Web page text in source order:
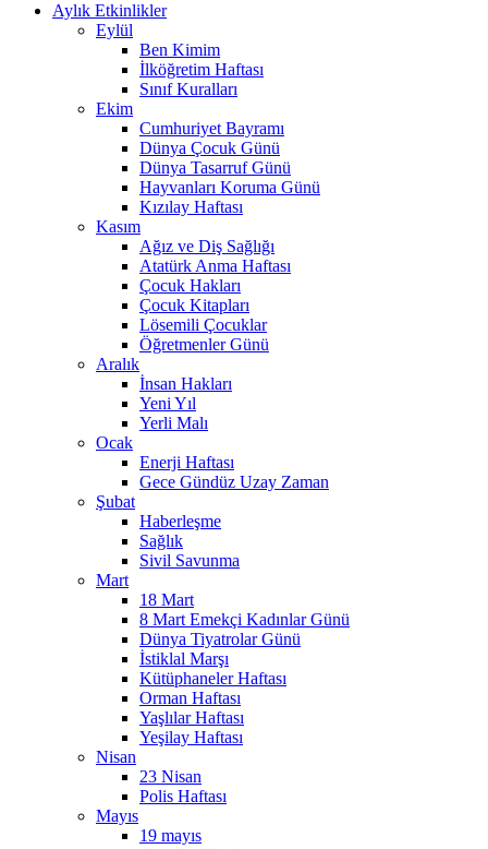
Aylık Etkinlikler
Eylül
Ben Kimim
İlköğretim Haftası
Sınıf Kuralları
Ekim
Cumhuriyet Bayramı
Dünya Çocuk Günü
Dünya Tasarruf Günü
Hayvanları Koruma Günü
Kızılay Haftası
Kasım
Ağız ve Diş Sağlığı
Atatürk Anma Haftası
Çocuk Hakları
Çocuk Kitapları
Lösemili Çocuklar
Öğretmenler Günü
Aralık
İnsan Hakları
Yeni Yıl
Yerli Malı
Ocak
Enerji Haftası
Gece Gündüz Uzay Zaman
Şubat
Haberleşme
Sağlık
Sivil Savunma
Mart
18 Mart
8 Mart Emekçi Kadınlar Günü
Dünya Tiyatrolar Günü
İstiklal Marşı
Kütüphaneler Haftası
Orman Haftası
Yaşlılar Haftası
Yeşilay Haftası
Nisan
23 Nisan
Polis Haftası
Mayıs
19 mayıs